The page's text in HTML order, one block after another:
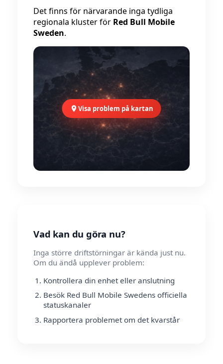
Det finns för närvarande inga tydliga
regionala kluster för Red Bull Mobile
Sweden.
Visa problem på kartan
Vad kan du göra nu?
Inga större driftstörningar är kända just nu.
Om du ändå upplever problem:
Kontrollera din enhet eller anslutning
Besök Red Bull Mobile Swedens officiella
statuskanaler
Rapportera problemet om det kvarstår